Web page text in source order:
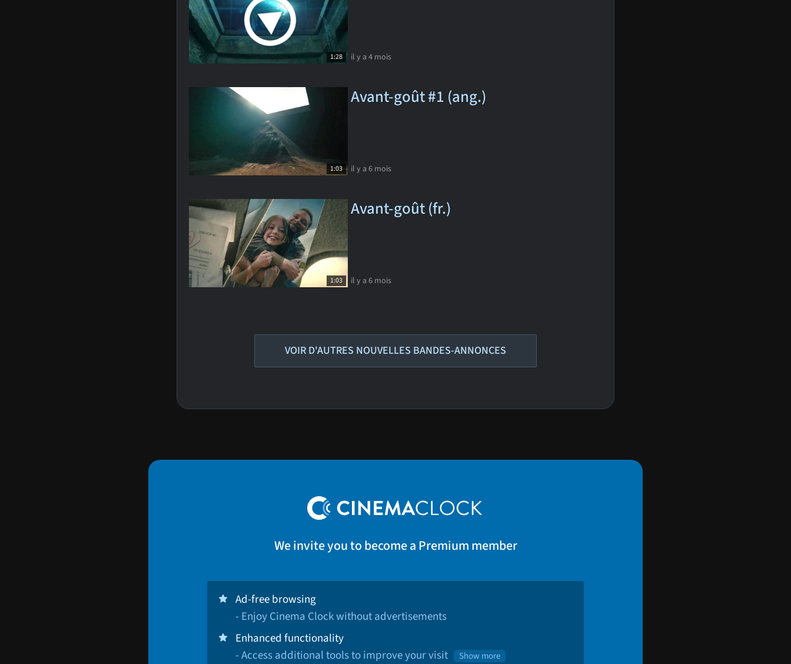
1:28 il y a 4 mois
1:03
Avant-goût #1 (ang.)
il y a 6 mois
1:03
Avant-goût (fr.)
il y a 6 mois
VOIR D'AUTRES NOUVELLES BANDES-ANNONCES
We invite you to become a Premium member
Ad-free browsing
- Enjoy Cinema Clock without advertisements
Enhanced functionality
- Access additional tools to improve your visit
Show more